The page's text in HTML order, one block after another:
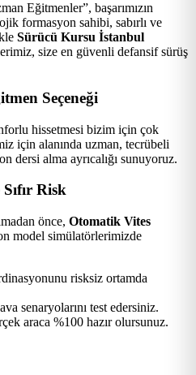
Eğitmenler”, başarımızın
formasyon sahibi, sabırlı ve
Sürücü Kursu İstanbul
size en güvenli defansif sürüş
Seçeneği
hissetmesi bizim için çok
için alanında uzman, tecrübeli
dersi alma ayrıcalığı sunuyoruz.
Risk
önce, Otomatik Vites
model simülatörlerimizde
risksiz ortamda
senaryolarını test edersiniz.
araca %100 hazır olursunuz.